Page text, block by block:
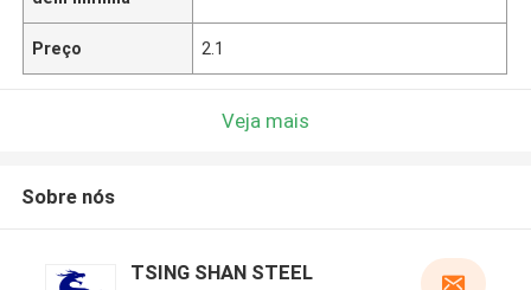
Preço 2.1
Veja mais
Sobre nós
TSING SHAN STEEL